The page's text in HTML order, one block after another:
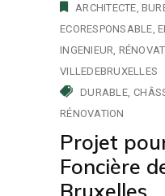
ARCHITECTE
ECORESPONSABLE
INGENIEUR
VILLEDEBRUXELLES
DURABLE
RÉNOVATION
Projet
Foncière
Bruxelles